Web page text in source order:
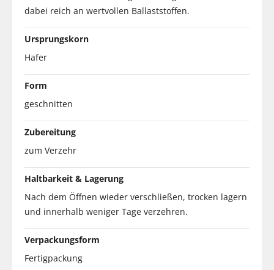
dabei reich an wertvollen Ballaststoffen.
Ursprungskorn
Hafer
Form
geschnitten
Zubereitung
zum Verzehr
Haltbarkeit & Lagerung
Nach dem Öffnen wieder verschließen, trocken lagern
und innerhalb weniger Tage verzehren.
Verpackungsform
Fertigpackung